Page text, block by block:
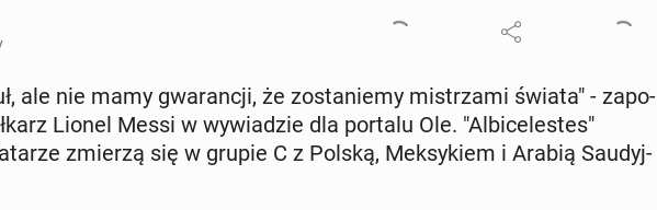
ale nie mamy gwa­ran­cji, że zo­sta­nie­my mi­strza­mi świata" - za­po­
Lionel Messi w wy­wia­dzie dla portalu Ole. "Al­bi­ce­le­stes"
zmierzą się w grupie C z Polską, Mek­sy­kiem i Arabią Sau­dyj­